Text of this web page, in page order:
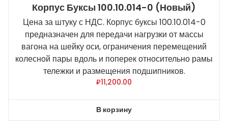
Корпус Буксы 100.10.014-0 (новый)
Цена за штуку с НДС. Корпус буксы 100.10.014-0
предназначен для передачи нагрузки от массы
вагона на шейку оси, ограничения перемещений
колесной пары вдоль и поперек относительно рамы
тележки и размещения подшипников.
₽11,200.00
В корзину